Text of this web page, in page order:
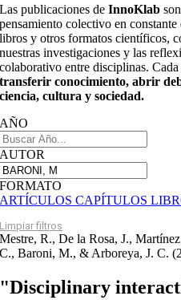
Las publicaciones deInnoKlab
pensamiento colectivo en
libros y otros formatos científicos,
nuestras investigaciones y las
colaborativo entre disciplinas.
transferir conocimiento, abrir
ciencia, cultura y sociedad.
AÑO
AUTOR
FORMATO
ARTÍCULOS CAPÍTULOS
Limpiar filtros
Mestre, R., De la Rosa, J.,
C., Baroni, M., & Arboreya, J. C.
"Disciplinary